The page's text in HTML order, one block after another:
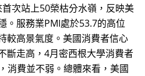
次站上50榮枯分水嶺，反映美
。服務業PMI處於53.7的高位
較高景氣度。美國消費者信心
斷走高，4月密西根大學消費者
消費並不弱。總體來看，美國